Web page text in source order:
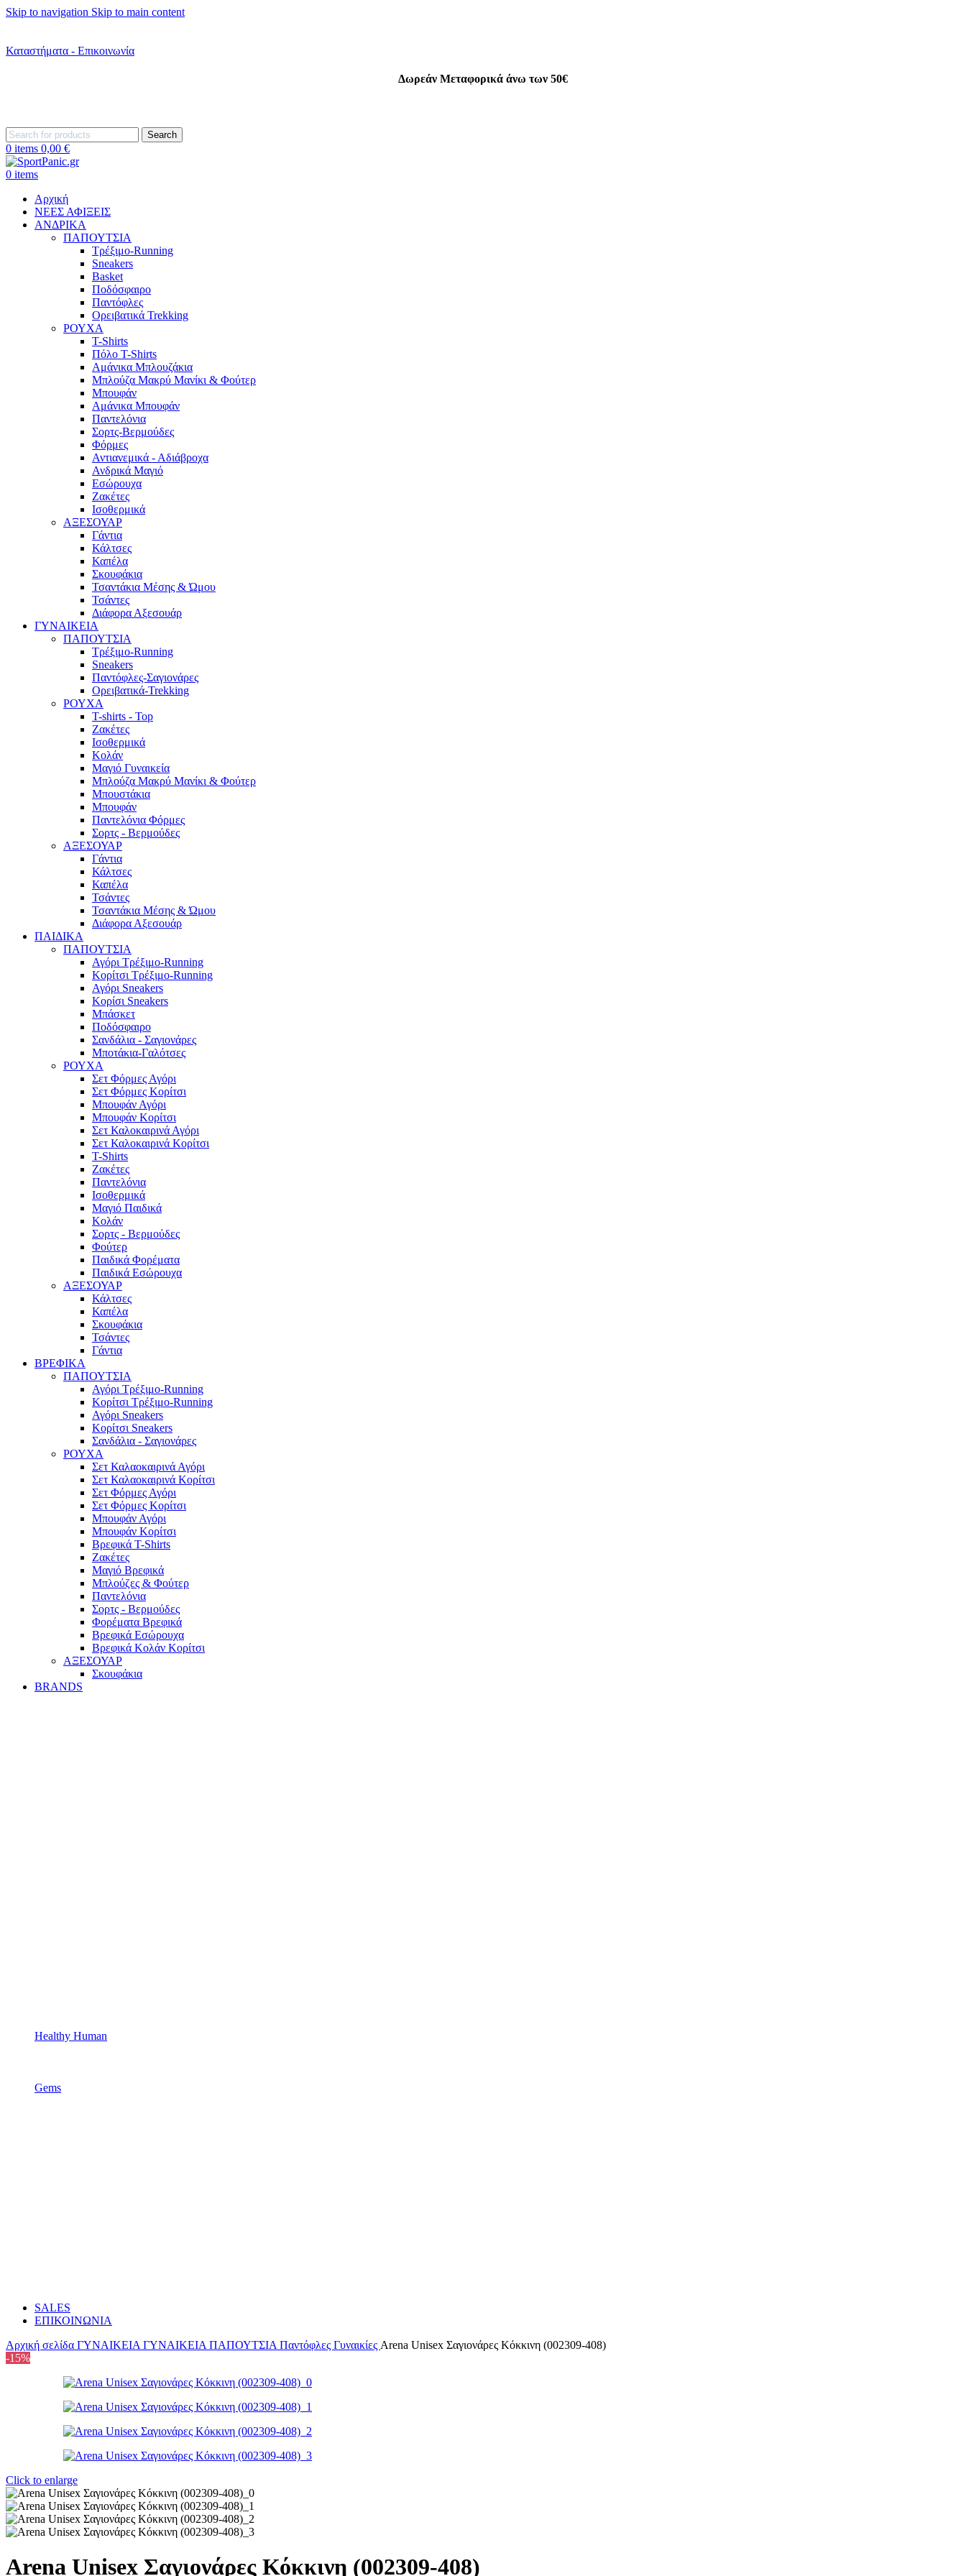
Skip to navigation Skip to main content
Καταστήματα - Επικοινωνία
Δωρεάν Μεταφορικά άνω των 50€
Search
0 items 0,00 €
0 items
Αρχική
ΝΕΕΣ ΑΦΙΞΕΙΣ
AΝΔΡΙΚΑ
ΠΑΠΟΥΤΣΙΑ
Τρέξιμο-Running
Sneakers
Basket
Ποδόσφαιρο
Παντόφλες
Ορειβατικά Trekking
ΡΟΥΧΑ
T-Shirts
Πόλο T-Shirts
Αμάνικα Μπλουζάκια
Μπλούζα Μακρύ Μανίκι & Φούτερ
Μπουφάν
Αμάνικα Μπουφάν
Παντελόνια
Σορτς-Βερμούδες
Φόρμες
Αντιανεμικά - Αδιάβροχα
Ανδρικά Μαγιό
Εσώρουχα
Ζακέτες
Ισοθερμικά
ΑΞΕΣΟΥΑΡ
Γάντια
Κάλτσες
Καπέλα
Σκουφάκια
Τσαντάκια Μέσης & Ώμου
Τσάντες
Διάφορα Αξεσουάρ
ΓΥΝΑΙΚΕΙΑ
ΠΑΠΟΥΤΣΙΑ
Τρέξιμο-Running
Sneakers
Παντόφλες-Σαγιονάρες
Ορειβατικά-Trekking
ΡΟΥΧΑ
T-shirts - Top
Ζακέτες
Ισοθερμικά
Κολάν
Μαγιό Γυναικεία
Μπλούζα Μακρύ Μανίκι & Φούτερ
Μπουστάκια
Μπουφάν
Παντελόνια Φόρμες
Σορτς - Βερμούδες
ΑΞΕΣΟΥΑΡ
Γάντια
Κάλτσες
Καπέλα
Τσάντες
Τσαντάκια Μέσης & Ώμου
Διάφορα Αξεσουάρ
ΠΑΙΔΙΚΑ
ΠΑΠΟΥΤΣΙΑ
Αγόρι Τρέξιμο-Running
Κορίτσι Τρέξιμο-Running
Αγόρι Sneakers
Κορίσι Sneakers
Μπάσκετ
Ποδόσφαιρο
Σανδάλια - Σαγιονάρες
Μποτάκια-Γαλότσες
ΡΟΥΧΑ
Σετ Φόρμες Αγόρι
Σετ Φόρμες Κορίτσι
Μπουφάν Αγόρι
Μπουφάν Κορίτσι
Σετ Καλοκαιρινά Αγόρι
Σετ Καλοκαιρινά Κορίτσι
T-Shirts
Ζακέτες
Παντελόνια
Ισοθερμικά
Μαγιό Παιδικά
Κολάν
Σορτς - Βερμούδες
Φούτερ
Παιδικά Φορέματα
Παιδικά Εσώρουχα
ΑΞΕΣΟΥΑΡ
Κάλτσες
Καπέλα
Σκουφάκια
Τσάντες
Γάντια
ΒΡΕΦΙΚΑ
ΠΑΠΟΥΤΣΙΑ
Αγόρι Τρέξιμο-Running
Κορίτσι Τρέξιμο-Running
Αγόρι Sneakers
Κορίτσι Sneakers
Σανδάλια - Σαγιονάρες
ΡΟΥΧΑ
Σετ Καλαοκαιρινά Αγόρι
Σετ Καλαοκαιρινά Κορίτσι
Σετ Φόρμες Αγόρι
Σετ Φόρμες Κορίτσι
Mπουφάν Αγόρι
Mπουφάν Κορίτσι
Βρεφικά T-Shirts
Ζακέτες
Μαγιό Βρεφικά
Mπλούζες & Φούτερ
Παντελόνια
Σορτς - Βερμούδες
Φορέματα Βρεφικά
Βρεφικά Εσώρουχα
Βρεφικά Κολάν Κορίτσι
ΑΞΕΣΟΥΑΡ
Σκουφάκια
BRANDS
Healthy Human
Gems
SALES
ΕΠΙΚΟΙΝΩΝΙΑ
Αρχική σελίδα ΓΥΝΑΙΚΕΙΑ ΓΥΝΑΙΚΕΙΑ ΠΑΠΟΥΤΣΙΑ Παντόφλες Γυναικίες Arena Unisex Σαγιονάρες Κόκκινη (002309-408)
-15%
Click to enlarge
Arena Unisex Σαγιονάρες Κόκκινη (002309-408)